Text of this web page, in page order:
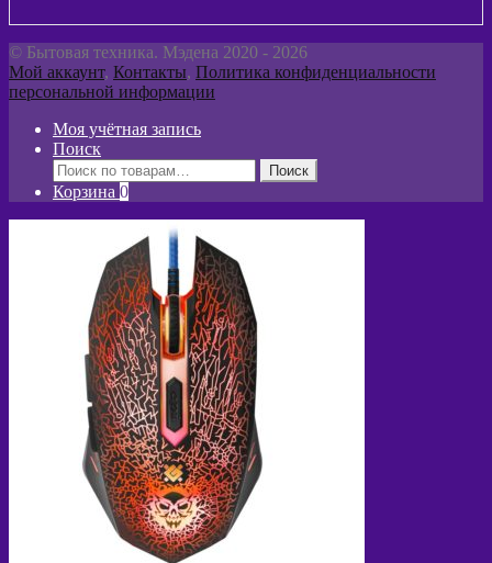
© Бытовая техника. Мэдена 2020 - 2026
Мой аккаунт, Контакты, Политика конфиденциальности
персональной информации
Моя учётная запись
Поиск
Искать:
Поиск
Корзина 0